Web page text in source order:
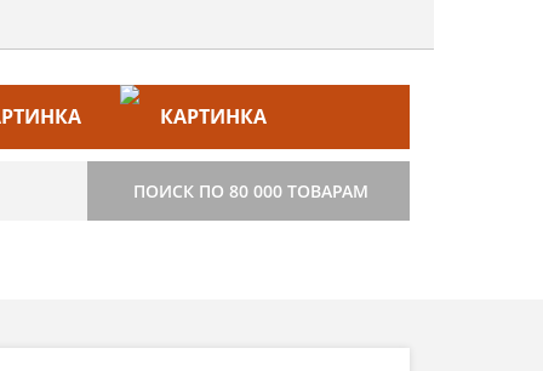
СТРОИТЕЛЬСТВО
ПОИСК ПО 80 000 ТОВАРАМ